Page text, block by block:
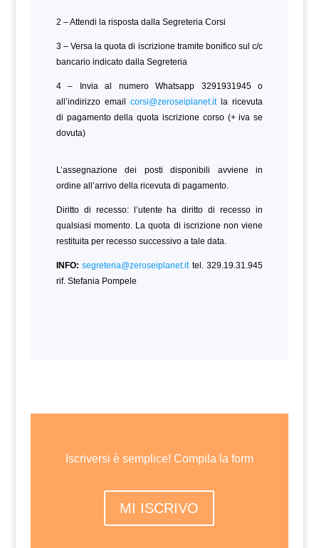
2 – Attendi la risposta dalla Segreteria Corsi
3 – Versa la quota di iscrizione tramite bonifico sul c/c
bancario indicato dalla Segreteria
4 – Invia al numero Whatsapp 3291931945 o
all’indirizzo email corsi@zeroseiplanet.itla ricevuta
di pagamento della quota iscrizione corso (+ iva se
dovuta)
L’assegnazione dei posti disponibili avviene in
ordine all’arrivo della ricevuta di pagamento.
Diritto di recesso: l’utente ha diritto di recesso in
qualsiasi momento. La quota di iscrizione non viene
restituita per recesso successivo a tale data.
INFO: segreteria@zeroseiplanet.ittel. 329.19.31.945
rif. Stefania Pompele
Iscriversi è semplice! Compila la form
MI ISCRIVO